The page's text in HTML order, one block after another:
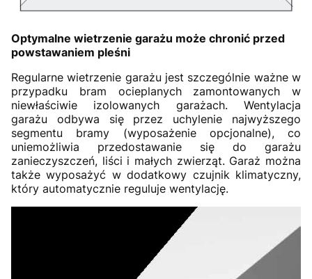
Optymalne wietrzenie garażu może chronić przed
powstawaniem pleśni
Regularne wietrzenie garażu jest szczególnie ważne w
przypadku bram ocieplanych zamontowanych w
niewłaściwie izolowanych garażach. Wentylacja
garażu odbywa się przez uchylenie najwyższego
segmentu bramy (wyposażenie opcjonalne), co
uniemożliwia przedostawanie się do garażu
zanieczyszczeń, liści i małych zwierząt. Garaż można
także wyposażyć w dodatkowy czujnik klimatyczny,
który automatycznie reguluje wentylację.